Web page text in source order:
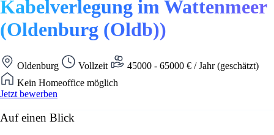
Kabelverlegung im Wattenmeer
(Oldenburg (Oldb))
Oldenburg Vollzeit
45000 - 65000 € / Jahr (geschätzt)
Kein Homeoffice möglich
Jetzt bewerben
Auf einen Blick